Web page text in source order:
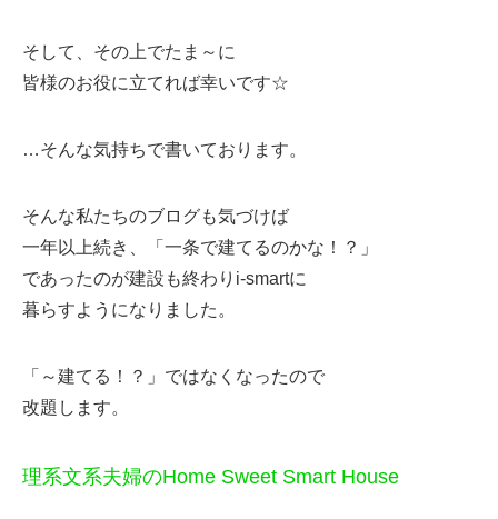
そして、その上でたま～に
皆様のお役に立てれば幸いです☆
…そんな気持ちで書いております。
そんな私たちのブログも気づけば
一年以上続き、「一条で建てるのかな！？」
であったのが建設も終わりi-smartに
暮らすようになりました。
「～建てる！？」ではなくなったので
改題します。
理系文系夫婦のHome Sweet Smart House